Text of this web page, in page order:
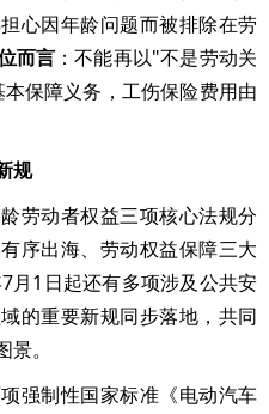
心因年龄问题而被排除在劳
而言 ：不能再以"不是劳动关
保障义务，工伤保险费用由
规
动者权益三项核心法规分
序出海、劳动权益保障三大
月1日起还有多项涉及公共安
的重要新规同步落地，共同
。
项强制性国家标准《电动汽车